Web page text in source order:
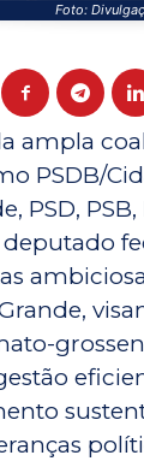
Foto:
ampla
PSDB/
PSD,